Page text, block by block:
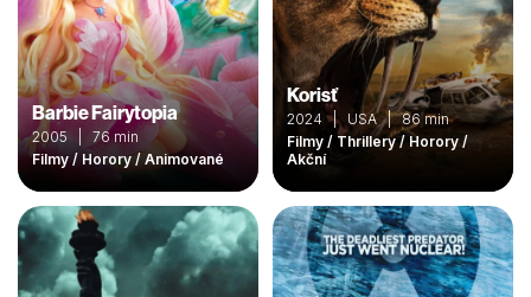
Barbie Fairytopia
2005 | 76 min
Filmy / Horory / Animované
Korisť
2024 | USA | 86 min
Filmy / Thrillery / Horory /
Akční